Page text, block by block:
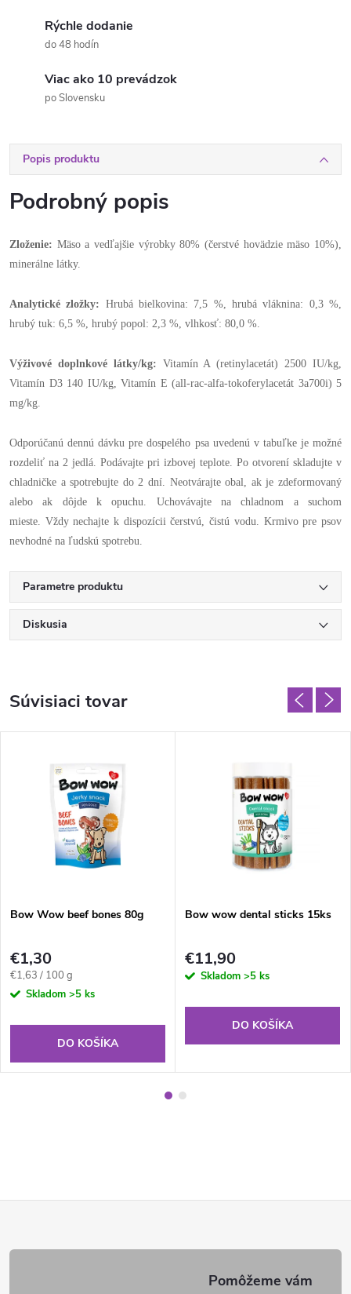
Rýchle dodanie
do 48 hodín
Viac ako 10 prevádzok
po Slovensku
Popis produktu
Podrobný popis
Zloženie: Mäso a vedľajšie výrobky 80% (čerstvé hovädzie mäso 10%),
minerálne látky.
Analytické zložky: Hrubá bielkovina: 7,5 %, hrubá vláknina: 0,3 %,
hrubý tuk: 6,5 %, hrubý popol: 2,3 %, vlhkosť: 80,0 %.
Výživové doplnkové látky/kg: Vitamín A (retinylacetát) 2500 IU/kg,
Vitamín D3 140 IU/kg, Vitamín E (all-rac-alfa-tokoferylacetát 3a700i) 5
mg/kg.
Odporúčanú dennú dávku pre dospelého psa uvedenú v tabuľke je možné
rozdeliť na 2 jedlá. Podávajte pri izbovej teplote. Po otvorení skladujte v
chladničke a spotrebujte do 2 dní. Neotvárajte obal, ak je zdeformovaný
alebo ak dôjde k opuchu. Uchovávajte na chladnom a suchom
mieste. Vždy nechajte k dispozícii čerstvú, čistú vodu. Krmivo pre psov
nevhodné na ľudskú spotrebu.
Parametre produktu
Diskusia
Súvisiaci tovar
Bow Wow beef bones 80g
€1,30
Jednotková
cena:
€1,63 / 100 g
Skladom >5 ks
DO KOŠÍKA
Bow wow dental sticks 15ks
€11,90
Skladom >5 ks
DO KOŠÍKA
á